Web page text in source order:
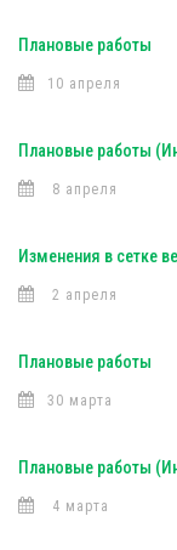
Плановые работы
10 апреля
Плановые работы
8 апреля
Изменения в сетке
2 апреля
Плановые работы
30 марта
Плановые работы
4 марта